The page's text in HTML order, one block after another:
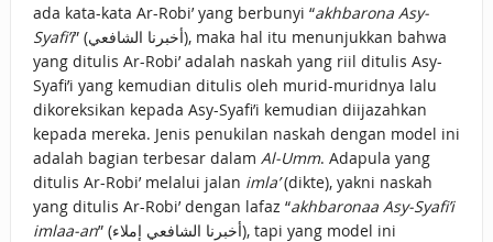
ada kata-kata Ar-Robi’ yang berbunyi “akhbarona Asy-
Syafi’i” (أخبرنا الشافعي), maka hal itu menunjukkan bahwa
yang ditulis Ar-Robi’ adalah naskah yang riil ditulis Asy-
Syafi’i yang kemudian ditulis oleh murid-muridnya lalu
dikoreksikan kepada Asy-Syafi’i kemudian diijazahkan
kepada mereka. Jenis penukilan naskah dengan model ini
adalah bagian terbesar dalam Al-Umm. Adapula yang
ditulis Ar-Robi’ melalui jalan imla’(dikte), yakni naskah
yang ditulis Ar-Robi’ dengan lafaz “akhbaronaa Asy-Syafi’i
imlaa-an” (أخبرنا الشافعي إملاء), tapi yang model ini